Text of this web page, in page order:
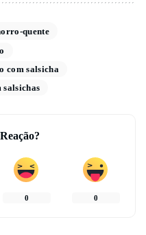
quente
com salsicha
salsichas
0 0